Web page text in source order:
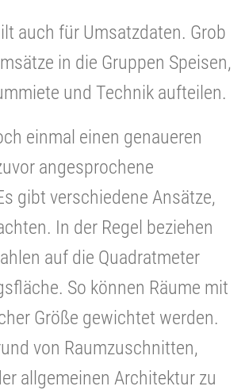
auch für Umsatzdaten. Grob
in die Gruppen Speisen,
und Technik aufteilen.
einmal einen genaueren
angesprochene
gibt verschiedene Ansätze,
In der Regel beziehen
auf die Quadratmeter
So können Räume mit
Größe gewichtet werden.
von Raumzuschnitten,
allgemeinen Architektur zu